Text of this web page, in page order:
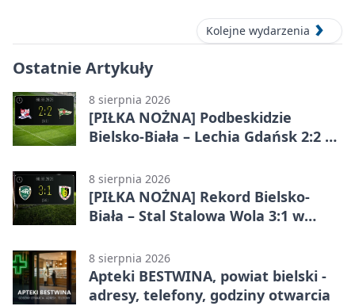
Kolejne wydarzenia
Ostatnie Artykuły
8 sierpnia 2026
[PIŁKA NOŻNA] Podbeskidzie
Bielsko-Biała – Lechia Gdańsk 2:2 w
Bielsku-Białej
8 sierpnia 2026
[PIŁKA NOŻNA] Rekord Bielsko-
Biała – Stal Stalowa Wola 3:1 w
8 sierpnia 2026
Apteki BESTWINA, powiat bielski -
adresy, telefony, godziny otwarcia